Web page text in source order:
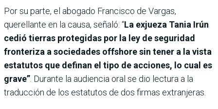
Por su parte, el abogado Francisco de Vargas,
querellante en la causa, señaló: “La exjueza Tania Irún
cedió tierras protegidas por la ley de seguridad
fronteriza a sociedades offshore sin tener a la vista
estatutos que definan el tipo de acciones, lo cual es
grave” . Durante la audiencia oral se dio lectura a la
traducción de los estatutos de dos firmas extranjeras.